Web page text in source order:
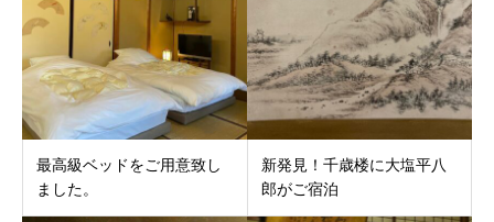
最高級ベッドをご用意致し
ました。
新発見！千歳楼に大塩平八
郎がご宿泊